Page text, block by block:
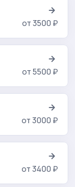
от 3500 ₽
от 5500 ₽
от 3000 ₽
от 3400 ₽